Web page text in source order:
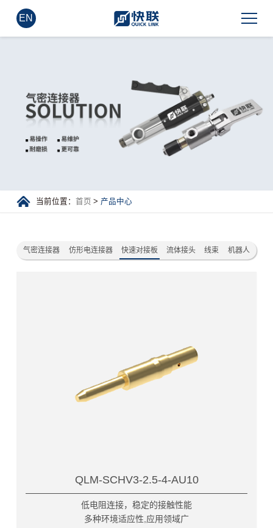
EN
当前位置：首页 > 产品中心
气密连接器 仿形电连接器 快速对接板 流体接头 线束 机器人
QLM-SCHV3-2.5-4-AU10
低电阻连接，稳定的接触性能
多种环境适应性,应用领域广